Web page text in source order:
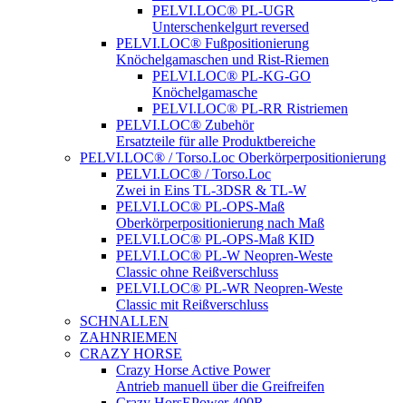
PELVI.LOC® PL-UGR
Unterschenkelgurt reversed
PELVI.LOC® Fußpositionierung
Knöchelgamaschen und Rist-Riemen
PELVI.LOC® PL-KG-GO
Knöchelgamasche
PELVI.LOC® PL-RR Ristriemen
PELVI.LOC® Zubehör
Ersatzteile für alle Produktbereiche
PELVI.LOC® / Torso.Loc Oberkörperpositionierung
PELVI.LOC® / Torso.Loc
Zwei in Eins TL-3DSR & TL-W
PELVI.LOC® PL-OPS-Maß
Oberkörperpositionierung nach Maß
PELVI.LOC® PL-OPS-Maß KID
PELVI.LOC® PL-W Neopren-Weste
Classic ohne Reißverschluss
PELVI.LOC® PL-WR Neopren-Weste
Classic mit Reißverschluss
SCHNALLEN
ZAHNRIEMEN
CRAZY HORSE
Crazy Horse Active Power
Antrieb manuell über die Greifreifen